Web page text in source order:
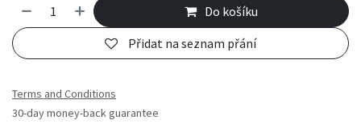
Do košíku
Přidat na seznam přání
Terms and Conditions
30-day money-back guarantee